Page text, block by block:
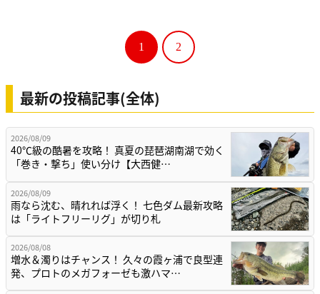
1 2
最新の投稿記事(全体)
2026/08/09
40℃級の酷暑を攻略！ 真夏の琵琶湖南湖で効く
「巻き・撃ち」使い分け【大西健…
2026/08/09
雨なら沈む、晴れれば浮く！ 七色ダム最新攻略
は「ライトフリーリグ」が切り札
2026/08/08
増水＆濁りはチャンス！ 久々の霞ヶ浦で良型連
発、プロトのメガフォーゼも激ハマ…